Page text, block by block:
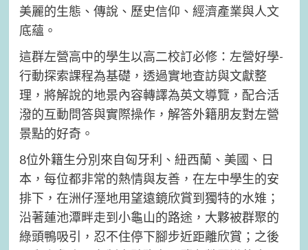
美麗的生態、傳說、歷史信仰、經濟產業與人文
底蘊。
這群左營高中的學生以高二校訂必修：左營好學-
行動探索課程為基礎，透過實地查訪與文獻整
理，將解說的地景內容轉譯為英文導覽，配合活
潑的互動問答與實際操作，解答外籍朋友對左營
景點的好奇。
8位外籍生分別來自匈牙利、紐西蘭、美國、日
本，每位都非常的熱情與友善，在左中學生的安
排下，在洲仔溼地用望遠鏡欣賞到獨特的水雉；
沿著蓮池潭畔走到小龜山的路途，大夥被群聚的
綠頭鴨吸引，忍不住停下腳步近距離欣賞；之後